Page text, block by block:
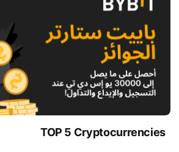
TOP 5 Cryptocurrencies